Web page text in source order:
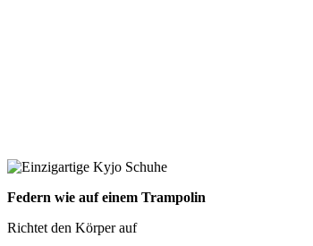
Federn wie auf einem Trampolin
Richtet den Körper auf